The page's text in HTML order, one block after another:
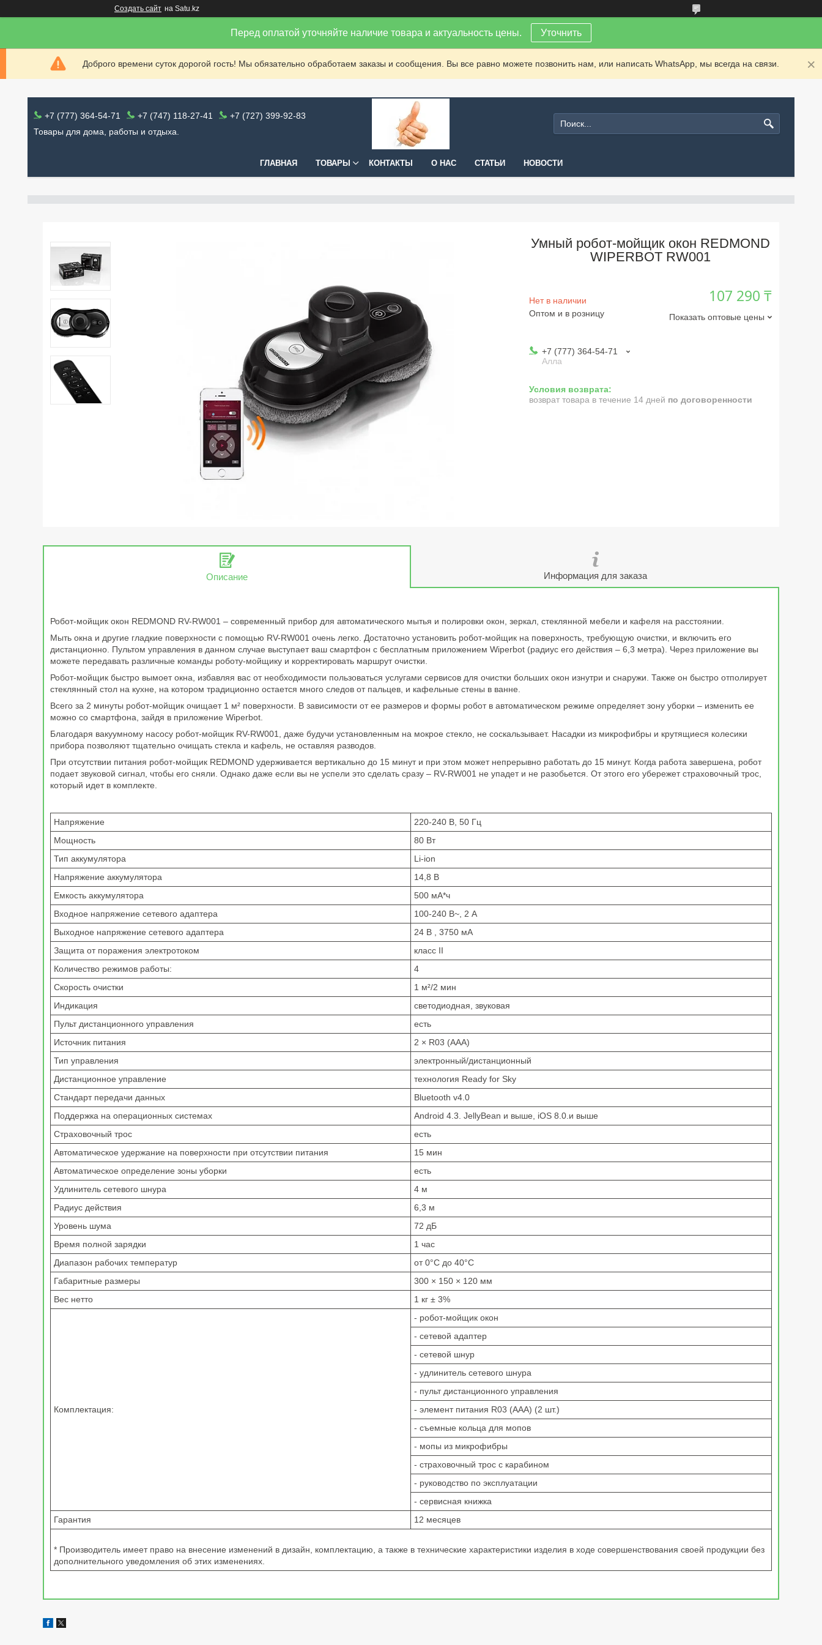
Создать сайт на Satu.kz
Перед оплатой уточняйте наличие товара и актуальность цены. Уточнить
Доброго времени суток дорогой гость! Мы обязательно обработаем заказы и сообщения. Вы все равно можете позвонить нам, или написать WhatsApp, мы всегда на связи.
+7 (777) 364-54-71 +7 (747) 118-27-41
+7 (727) 399-92-83
Товары для дома, работы и отдыха.
ГЛАВНАЯ ТОВАРЫ КОНТАКТЫ О НАС СТАТЬИ НОВОСТИ
Умный робот-мойщик окон REDMOND
WIPERBOT RW001
Нет в наличии
Оптом и в розницу
107 290 ₸
Показать оптовые цены
+7 (777) 364-54-71
Алла
возврат товара в течение 14 дней по договоренности
Описание Информация для заказа
Робот-мойщик окон REDMOND RV-RW001 – современный прибор для автоматического мытья и полировки окон, зеркал, стеклянной мебели и кафеля на расстоянии.
Мыть окна и другие гладкие поверхности с помощью RV-RW001 очень легко. Достаточно установить робот-мойщик на поверхность, требующую очистки, и включить его
дистанционно. Пультом управления в данном случае выступает ваш смартфон с бесплатным приложением Wiperbot (радиус его действия – 6,3 метра). Через приложение вы
можете передавать различные команды роботу-мойщику и корректировать маршрут очистки.
Робот-мойщик быстро вымоет окна, избавляя вас от необходимости пользоваться услугами сервисов для очистки больших окон изнутри и снаружи. Также он быстро отполирует
стеклянный стол на кухне, на котором традиционно остается много следов от пальцев, и кафельные стены в ванне.
Всего за 2 минуты робот-мойщик очищает 1 м² поверхности. В зависимости от ее размеров и формы робот в автоматическом режиме определяет зону уборки – изменить ее
можно со смартфона, зайдя в приложение Wiperbot.
Благодаря вакуумному насосу робот-мойщик RV-RW001, даже будучи установленным на мокрое стекло, не соскальзывает. Насадки из микрофибры и крутящиеся колесики
прибора позволяют тщательно очищать стекла и кафель, не оставляя разводов.
При отсутствии питания робот-мойщик REDMOND удерживается вертикально до 15 минут и при этом может непрерывно работать до 15 минут. Когда работа завершена, робот
подает звуковой сигнал, чтобы его сняли. Однако даже если вы не успели это сделать сразу – RV-RW001 не упадет и не разобьется. От этого его убережет страховочный трос,
который идет в комплекте.
Напряжение
220-240 В, 50 Гц
Мощность
80 Вт
Тип аккумулятора
Li-ion
Напряжение аккумулятора
14,8 В
Емкость аккумулятора
500 мА*ч
Входное напряжение сетевого адаптера
100-240 В~, 2 А
Выходное напряжение сетевого адаптера
24 В , 3750 мА
Защита от поражения электротоком
класс II
Количество режимов работы:
4
Скорость очистки
1 м²/2 мин
Индикация
светодиодная, звуковая
Пульт дистанционного управления
есть
Источник питания
2 × R03 (AAA)
Тип управления
электронный/дистанционный
Дистанционное управление
технология Ready for Sky
Стандарт передачи данных
Bluetooth v4.0
Поддержка на операционных системах
Android 4.3. JellyBean и выше, iOS 8.0.и выше
Страховочный трос
есть
Автоматическое удержание на поверхности при отсутствии питания
15 мин
Автоматическое определение зоны уборки
есть
Удлинитель сетевого шнура
4 м
Радиус действия
6,3 м
Уровень шума
72 дБ
Время полной зарядки
1 час
Диапазон рабочих температур
от 0°С до 40°С
Габаритные размеры
300 × 150 × 120 мм
Вес нетто
1 кг ± 3%
Комплектация:
- робот-мойщик окон
- сетевой адаптер
- сетевой шнур
- удлинитель сетевого шнура
- пульт дистанционного управления
- элемент питания R03 (AAA) (2 шт.)
- съемные кольца для мопов
- мопы из микрофибры
- страховочный трос с карабином
- руководство по эксплуатации
- сервисная книжка
Гарантия
12 месяцев
* Производитель имеет право на внесение изменений в дизайн, комплектацию, а также в технические характеристики изделия в ходе совершенствования своей продукции без
дополнительного уведомления об этих изменениях.